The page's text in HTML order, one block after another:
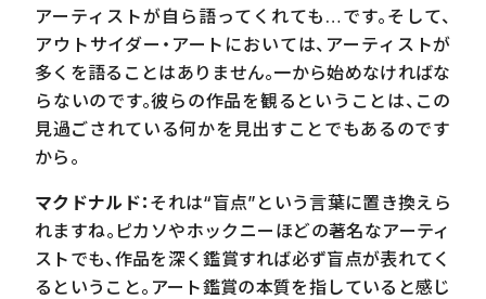
アーティストが自ら語ってくれても…です。そして、
アウトサイダー・アートにおいては、アーティストが
多くを語ることはありません。一から始めなければな
らないのです。彼らの作品を観るということは、この
見過ごされている何かを見出すことでもあるのです
から。
マクドナルド： それは“盲点”という言葉に置き換えら
れますね。ピカソやホックニーほどの著名なアーティ
ストでも、作品を深く鑑賞すれば必ず盲点が表れてく
るということ。アート鑑賞の本質を指していると感じ